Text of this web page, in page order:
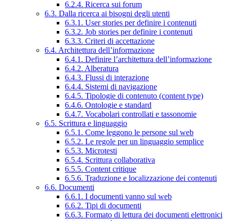
6.2.4. Ricerca sui forum
6.3. Dalla ricerca ai bisogni degli utenti
6.3.1. User stories per definire i contenuti
6.3.2. Job stories per definire i contenuti
6.3.3. Criteri di accettazione
6.4. Architettura dell’informazione
6.4.1. Definire l’architettura dell’informazione
6.4.2. Alberatura
6.4.3. Flussi di interazione
6.4.4. Sistemi di navigazione
6.4.5. Tipologie di contenuto (content type)
6.4.6. Ontologie e standard
6.4.7. Vocabolari controllati e tassonomie
6.5. Scrittura e linguaggio
6.5.1. Come leggono le persone sul web
6.5.2. Le regole per un linguaggio semplice
6.5.3. Microtesti
6.5.4. Scrittura collaborativa
6.5.5. Content critique
6.5.6. Traduzione e localizzazione dei contenuti
6.6. Documenti
6.6.1. I documenti vanno sul web
6.6.2. Tipi di documenti
6.6.3. Formato di lettura dei documenti elettronici